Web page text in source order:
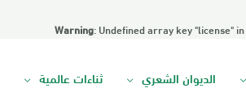
Warning: Undefined array key "license" in
الديوان الشعري ثناءات عالمية